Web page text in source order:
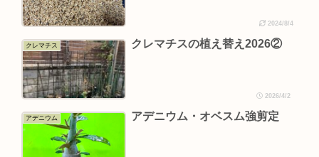
2024/8/4
クレマチス クレマチスの植え替え2026②
2026/4/2
アデニウム アデニウム・オベスム強剪定